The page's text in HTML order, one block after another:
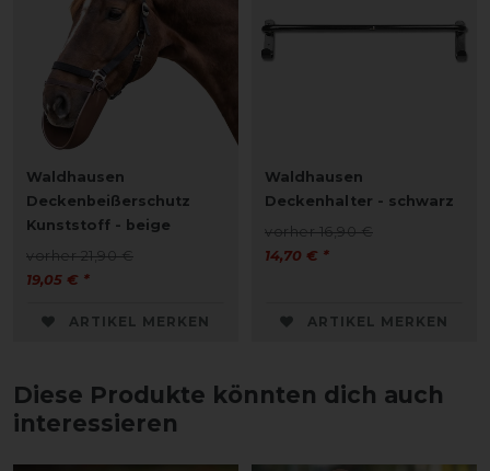
Waldhausen
Deckenbeißerschutz
Kunststoff - beige
vorher 21,90 €
19,05 € *
ARTIKEL MERKEN
Waldhausen
Deckenhalter - schwarz
vorher 16,90 €
14,70 € *
ARTIKEL MERKEN
Diese Produkte könnten dich auch
interessieren